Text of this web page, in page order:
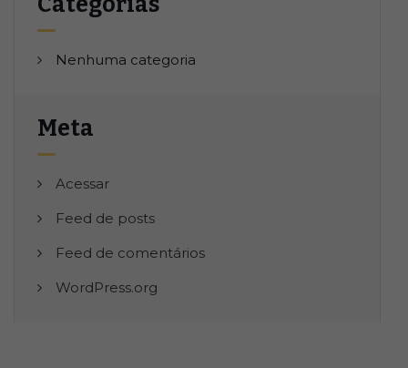
Nenhuma categoria
Meta
Acessar
Feed de posts
Feed de comentários
WordPress.org